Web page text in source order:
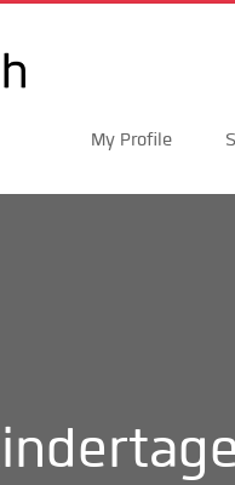
My Profile